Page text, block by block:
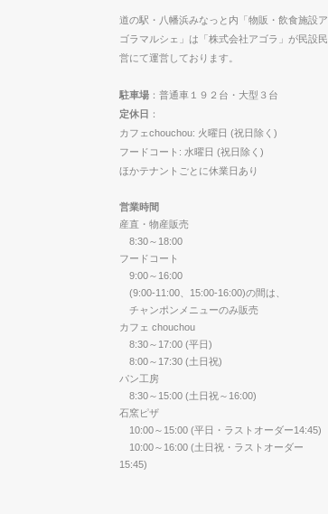
道の駅・八幡浜みなっと内「物販・飲食施設ア
ゴラマルシェ」は「株式会社アゴラ」が民設民
営にて運営しております。
駐車場 ：普通車１９２台・大型３台
定休日 ：
カフェchouchou: 火曜日 (祝日除く)
フードコート: 水曜日 (祝日除く)
ほかテナントごとに休業日あり
営業時間
産直・物産販売
8:30～18:00
フードコート
9:00～16:00
(9:00-11:00、15:00-16:00)の間は、
チャンポンメニューのみ販売
カフェ chouchou
8:30～17:00 (平日)
8:00～17:30 (土日祝)
パン工房
8:30～15:00 (土日祝～16:00)
石窯ピザ
10:00～15:00 (平日・ラストオーダー14:45)
10:00～16:00 (土日祝・ラストオーダー
15:45)